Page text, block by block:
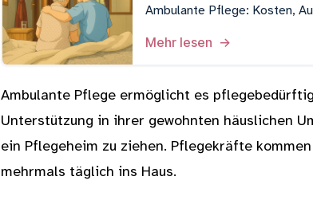
Ambulante Pflege: Kosten,
Mehr lesen →
Ambulante Pflege ermöglicht es
Unterstützung in ihrer gewohnten häuslichen
ein Pflegeheim zu ziehen. Pflegekräfte
mehrmals täglich ins Haus.